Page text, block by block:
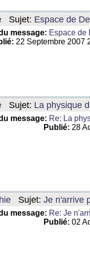
Sujet: Espace de
message: Espace de
22 Septembre 2007
Sujet: La physique
message: Re: La
Publié: 28
Sujet: Je n'arrive
message: Re: Je
Publié: 02